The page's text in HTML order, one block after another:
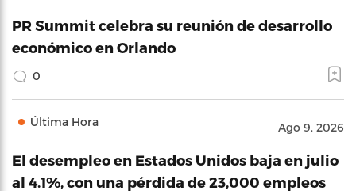
PR Summit celebra su reunión de desarrollo
económico en Orlando
0
Última Hora Ago 9, 2026
El desempleo en Estados Unidos baja en julio
al 4.1%, con una pérdida de 23,000 empleos